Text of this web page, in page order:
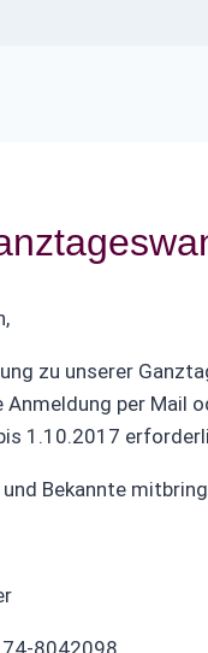
zu unserer
Anmeldung per
1.10.2017
Bekannte